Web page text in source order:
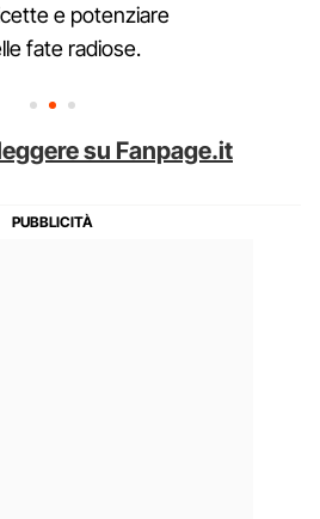
e potenziare
fate radiose.
su Fanpage.it